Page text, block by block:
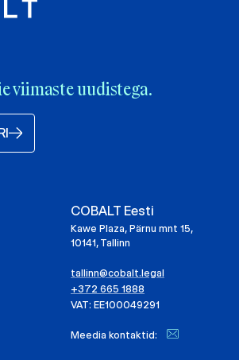
viimaste uudistega.
COBALT Eesti
Kawe Plaza, Pärnu mnt 15,
10141, Tallinn
tallinn@cobalt.legal
+372 665 1888
VAT: EE100049291
Meedia kontaktid: